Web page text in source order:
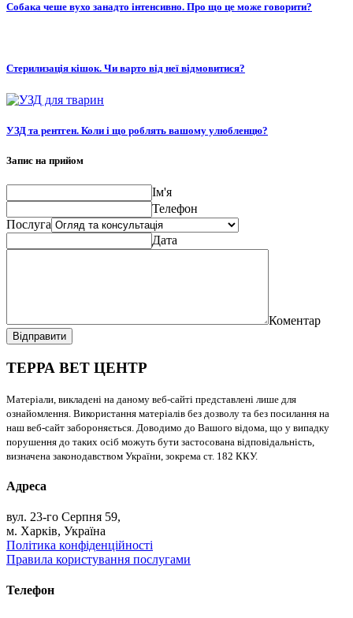
Собака чеше вухо занадто інтенсивно. Про що це може говорити?
Стерилизація кішок. Чи варто від неї відмовитися?
УЗД та рентген. Коли і що роблять вашому улюбленцю?
Запис на прийом
Ім'я
Телефон
Послуга
Дата
Коментар
Відправити
ТЕРРА ВЕТ ЦЕНТР
Матеріали, викладені на даному веб-сайті представлені лише для
ознайомлення. Використання матеріалів без дозволу та без посилання на
наш веб-сайт забороняється. Доводимо до Вашого відома, що у випадку
порушення до таких осіб можуть бути застосована відповідальність,
визначена законодавством України, зокрема ст. 182 ККУ.
Адреса
вул. 23-го Серпня 59,
м. Харків, Україна
Політика конфіденційності
Правила користування послугами
Телефон